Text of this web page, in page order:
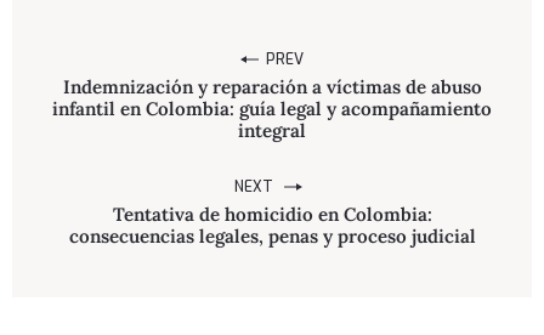
PREV
Indemnización y reparación a víctimas de abuso
infantil en Colombia: guía legal y acompañamiento
integral
NEXT
Tentativa de homicidio en Colombia:
consecuencias legales, penas y proceso judicial